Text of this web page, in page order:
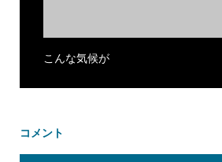
こんな気候が
コメント